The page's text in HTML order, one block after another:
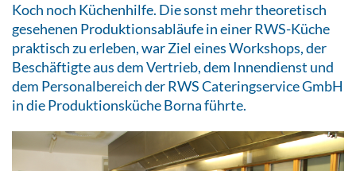
Koch noch Küchenhilfe. Die sonst mehr theoretisch
gesehenen Produktionsabläufe in einer RWS-Küche
praktisch zu erleben, war Ziel eines Workshops, der
Beschäftigte aus dem Vertrieb, dem Innendienst und
dem Personalbereich der RWS Cateringservice GmbH
in die Produktionsküche Borna führte.